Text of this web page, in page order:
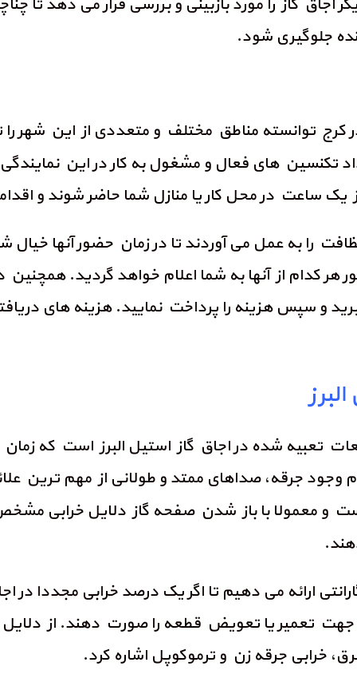
اجاق گاز را مورد بازبینی و بررسی قرار می دهد تا
جلوگیری شود.
کرج توانسته مناطق مختلف و متعددی از این شهر
تکنسین های فعال و مشغول به کار در این
یک ساعت در محل کار یا منازل شما حاضر شوند و
به عمل می آوردند تا در زمان حضور آنها خیال
کدام از آنها به شما اعلام خواهد گردید.
و سپس هزینه را پرداخت نمایید. هزینه های
تعبیه شده در اجاق گاز استیل البرز است که
جرقه، صداهای ممتد و طولانی از مهم ترین
و معمولا با باز شدن صفحه گاز دلایل خرابی
ارائه می دهیم تا اگر یک درصد خرابی مجددا
تعمیر یا تعویض قطعه را صورت دهند. از
خرابی جرقه زن و ترموکوپل اشاره کرد.